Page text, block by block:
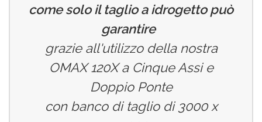
come solo il taglio a idrogetto può
garantire
grazie all'utilizzo della nostra
OMAX 120X a Cinque Assi e
Doppio Ponte
con banco di taglio di 3000 x